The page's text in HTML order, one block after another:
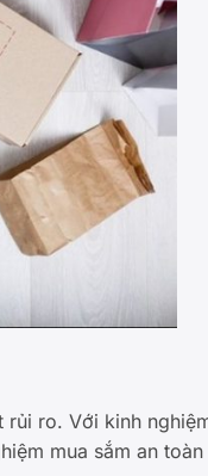
ro. Với kinh
mua sắm an toàn